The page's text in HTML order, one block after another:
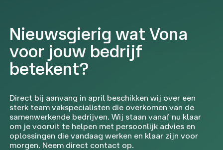
Nieuwsgierig wat Vona
voor jouw bedrijf
betekent?
Direct bij aanvang in april beschikken wij over een
sterk team vakspecialisten die overkomen van de
samenwerkende bedrijven. Wij staan vanaf nu klaar
om je vooruit te helpen met persoonlijk advies en
oplossingen die vandaag werken en klaar zijn voor
morgen. Neem direct contact op.